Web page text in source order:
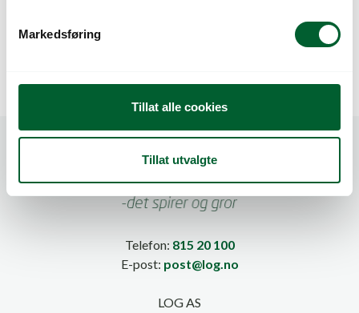
Markedsføring
Tillat alle cookies
Tillat utvalgte
Telefon: 815 20 100
E-post: post@log.no
LOG AS